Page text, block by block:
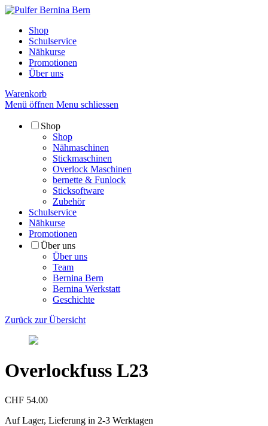
Shop
Schulservice
Nähkurse
Promotionen
Über uns
Warenkorb
Menü öffnen Menu schliessen
Shop
Shop
Nähmaschinen
Stickmaschinen
Overlock Maschinen
bernette & Funlock
Sticksoftware
Zubehör
Schulservice
Nähkurse
Promotionen
Über uns
Über uns
Team
Bernina Bern
Bernina Werkstatt
Geschichte
Zurück zur Übersicht
Overlockfuss L23
CHF 54.00
Auf Lager, Lieferung in 2-3 Werktagen